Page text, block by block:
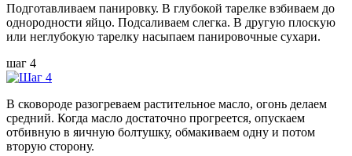
Подготавливаем панировку. В глубокой тарелке взбиваем до
однородности яйцо. Подсаливаем слегка. В другую плоскую
или неглубокую тарелку насыпаем панировочные сухари.
шаг 4
В сковороде разогреваем растительное масло, огонь делаем
средний. Когда масло достаточно прогреется, опускаем
отбивную в яичную болтушку, обмакиваем одну и потом
вторую сторону.